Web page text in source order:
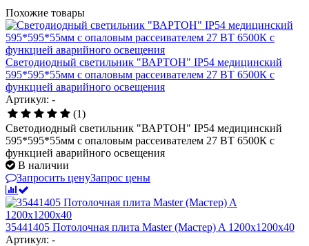
Похожие товары
Светодиодный светильник "ВАРТОН" IP54 медицинский
595*595*55мм с опаловым рассеивателем 27 ВТ 6500К с
функцией аварийного освещения
Артикул: -
(1)
Светодиодный светильник "ВАРТОН" IP54 медицинский
595*595*55мм с опаловым рассеивателем 27 ВТ 6500К с
функцией аварийного освещения
В наличии
Запросить ценуЗапрос цены
35441405 Потолочная плита Master (Мастер) A 1200x1200x40
Артикул: -